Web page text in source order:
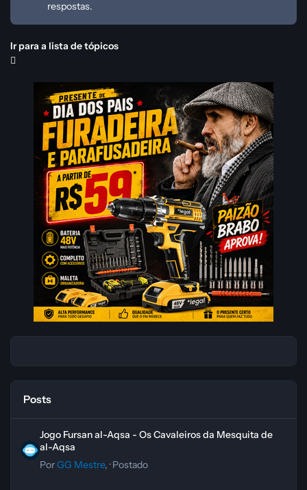
respostas.
Ir para a lista de tópicos
Posts
Jogo Fursan al-Aqsa - Os Cavaleiros da Mesquita de
al-Aqsa
PorGG Mestre, ·Postado